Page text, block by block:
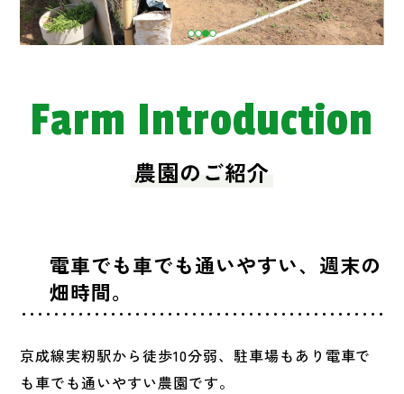
Farm Introduction
農園のご紹介
電車でも車でも通いやすい、週末の
畑時間。
京成線実籾駅から徒歩10分弱、駐車場もあり電車で
も車でも通いやすい農園です。